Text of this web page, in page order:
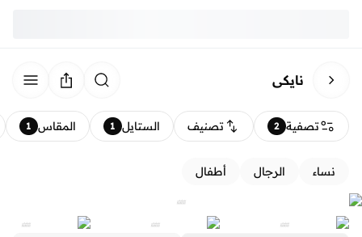
نايكي
تصفية 2 تصنيف الستايل 1 المقاس 1
نساء الرجال أطفال